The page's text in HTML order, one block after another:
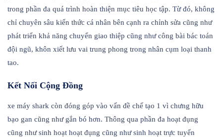
trong phần đa quá trình hoàn thiện mục tiêu học tập. Từ đó, không
chỉ chuyên sâu kiến thức cá nhân bên cạnh ra chỉnh sửa cũng như
phát triển khả năng chuyển giao thiệp cũng như công bài bác toán
đội ngũ, khôn xiết lưu vai trung phong trong nhân cụm loại thanh
tao.
Kết Nối Cộng Đồng
xe máy shark còn đóng góp vào vấn đề chế tạo 1 vì chưng hữu
bạo gan cũng như gắn bó hơn. Thông qua phần đa hoạt đụng
cũng như sinh hoạt hoạt đụng cũng như sinh hoạt trực tuyến